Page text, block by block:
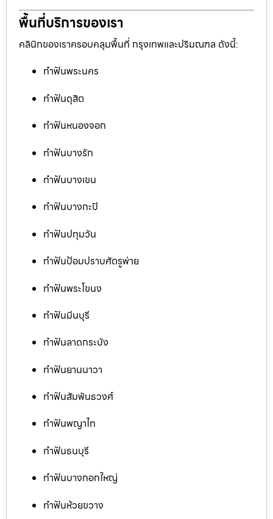
พื้นที่บริการของเรา
คลินิกของเราครอบคลุมพื้นที่ กรุงเทพและปริมณฑล ดังนี้:
ทำฟันพระนคร
ทำฟันดุสิต
ทำฟันหนองจอก
ทำฟันบางรัก
ทำฟันบางเขน
ทำฟันบางกะปิ
ทำฟันปทุมวัน
ทำฟันป้อมปราบศัตรูพ่าย
ทำฟันพระโขนง
ทำฟันมีนบุรี
ทำฟันลาดกระบัง
ทำฟันยานนาวา
ทำฟันสัมพันธวงศ์
ทำฟันพญาไท
ทำฟันธนบุรี
ทำฟันบางกอกใหญ่
ทำฟันห้วยขวาง